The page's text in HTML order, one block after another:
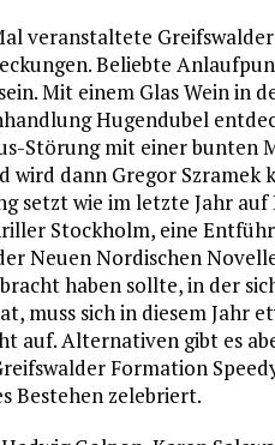
veranstaltete
Beliebte
Mit einem Glas Wein in
Hugendubel
Störung mit einer bunten
dann Gregor Szramek
setzt wie im letzte Jahr
Stockholm, eine
Neuen Nordischen
haben sollte, in der
muss sich in diesem Jahr
auf. Alternativen gibt es
Formation
Bestehen zelebriert.